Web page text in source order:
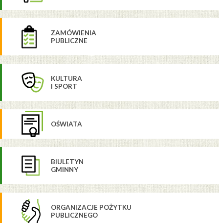
ZAMÓWIENIA
PUBLICZNE
KULTURA
I SPORT
OŚWIATA
BIULETYN
GMINNY
ORGANIZACJE POŻYTKU
PUBLICZNEGO